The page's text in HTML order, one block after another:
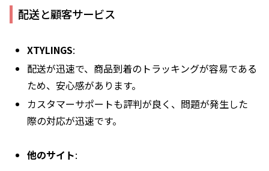
配送と顧客サービス
XTYLINGS:
配送が迅速で、商品到着のトラッキングが容易である
ため、安心感があります。
カスタマーサポートも評判が良く、問題が発生した
際の対応が迅速です。
他のサイト: